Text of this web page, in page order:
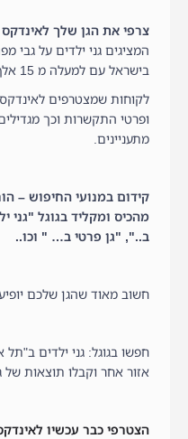
צרפי את הגן שלך לאינדקס
המציגים גני ילדים על גבי
בישראל עם למעלה מ 15 אלף גנים על המפה.
לקוחות שמצטרפים
ופרטי התקשרות וכך
מתעניינים.
קידום במנועי החיפוש –
מהכיס ומקליד בגוגל "גני
ב..", "גן פרטי ב… " וכו..
חשוב מאוד שהגן שלכם
חפשו בגוגל: גני ילדים
אזור אחר וקבלו תוצאות של
הצטרפי כבר עכשיו